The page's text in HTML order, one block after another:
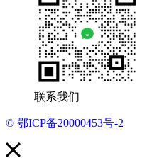
联系我们
© 鄂ICP备20000453号-2